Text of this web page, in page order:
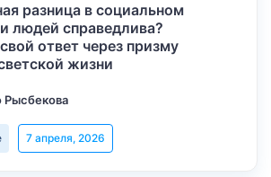
разница в социальном
людей справедлива?
ответ через призму
жизни
7 апреля, 2026